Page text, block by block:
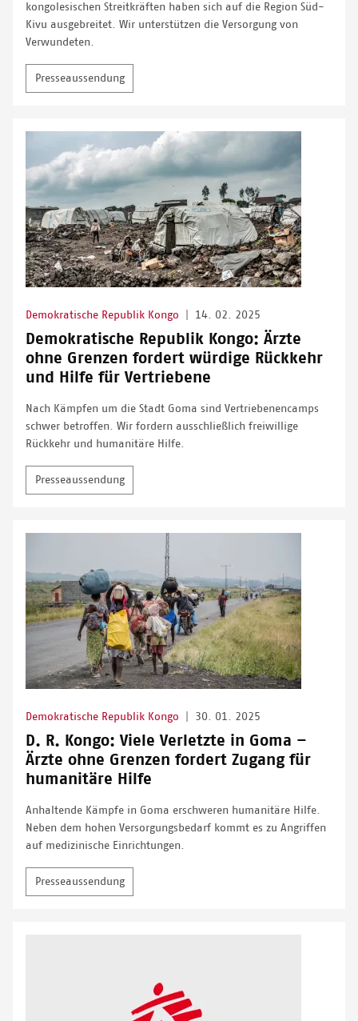
kongolesischen Streitkräften haben sich auf die Region Süd-
Kivu ausgebreitet. Wir unterstützen die Versorgung von
Verwundeten.
Presseaussendung
Demokratische Republik Kongo 14. 02. 2025
Demokratische Republik Kongo: Ärzte
ohne Grenzen fordert würdige Rückkehr
und Hilfe für Vertriebene
Nach Kämpfen um die Stadt Goma sind Vertriebenencamps
schwer betroffen. Wir fordern ausschließlich freiwillige
Rückkehr und humanitäre Hilfe.
Presseaussendung
Demokratische Republik Kongo 30. 01. 2025
D. R. Kongo: Viele Verletzte in Goma –
Ärzte ohne Grenzen fordert Zugang für
humanitäre Hilfe
Anhaltende Kämpfe in Goma erschweren humanitäre Hilfe.
Neben dem hohen Versorgungsbedarf kommt es zu Angriffen
auf medizinische Einrichtungen.
Presseaussendung